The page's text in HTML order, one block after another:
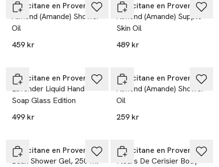
L’Occitane en Provence
Almond (Amande) Shower
Oil
459 kr
L’Occitane en Provence
Almond (Amande) Supple
Skin Oil
489 kr
L’Occitane en Provence
Lavender Liquid Hand
Soap Glass Edition
499 kr
L’Occitane en Provence
Almond (Amande) Shower
Oil
259 kr
L’Occitane en Provence
Baux Shower Gel, 250 ml
L’Occitane en Provence
Fleurs De Cerisier Body